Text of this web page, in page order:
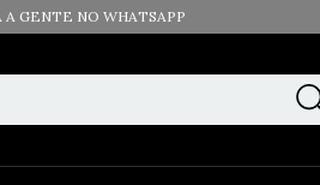
GENTE NO WHATSAPP